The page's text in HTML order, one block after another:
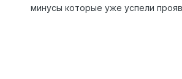
минусы которые уже успели